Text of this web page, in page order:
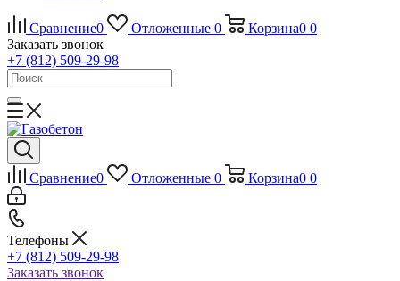
Сравнение0 Отложенные 0 Корзина0 0
Заказать звонок
+7 (812) 509-29-98
Сравнение0 Отложенные 0 Корзина0 0
Телефоны
+7 (812) 509-29-98
Заказать звонок